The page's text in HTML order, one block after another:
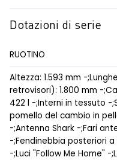
Dotazioni di serie
RUOTINO
Altezza: 1.593 mm -
retrovisori): 1.800 mm -
422 l -;Interni in tessuto -
pomello del cambio in
-;Antenna Shark -;Fari
-;Fendinebbia posteriori a
-;Luci "Follow Me Home" -